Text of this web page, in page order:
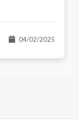
04/02/2025